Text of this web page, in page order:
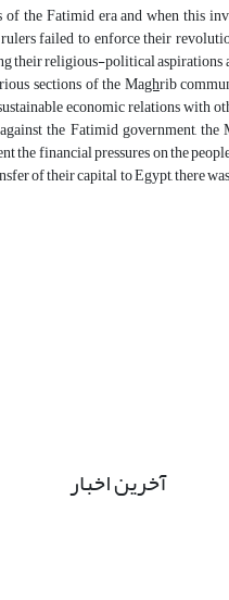
the Fatimid era and when this
failed to enforce their
their religious-political aspirations
sections of the Maghrib
economic relations with
the Fatimid government, the
the financial pressures on the
of their capital to Egypt, there
آخرین اخبار